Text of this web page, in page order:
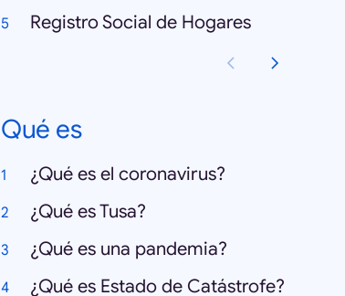
Registro Social de Hogares
Qué es
¿Qué es el coronavirus?
¿Qué es Tusa?
¿Qué es una pandemia?
¿Qué es Estado de Catástrofe?